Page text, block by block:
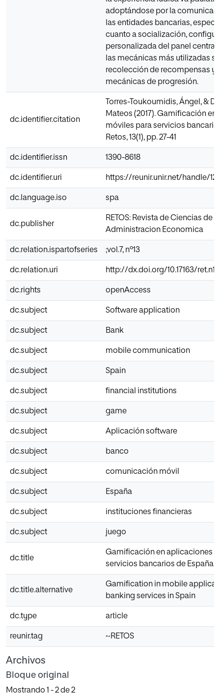
adoptándose por la
las entidades bancarias,
cuanto a socialización,
personalizada del panel central.
las mecánicas más utilizadas
recolección de recompensas y
mecánicas de progresión.
dc.identifier.citation
Torres-Toukoumidis, Ángel, &
Mateos (2017). Gamificación
móviles para servicios
Retos, 13(1), pp. 27-41
dc.identifier.issn 1390-8618
dc.identifier.uri https://reunir.unir.net/handle/
dc.language.iso spa
dc.publisher
RETOS: Revista de Ciencias de la
Administracion Economica
dc.relation.ispartofseries ;vol.7, nº13
dc.relation.uri http://dx.doi.org/10.17163/
dc.rights openAccess
dc.subject Software application
dc.subject Bank
dc.subject mobile communication
dc.subject Spain
dc.subject financial institutions
dc.subject game
dc.subject Aplicación software
dc.subject banco
dc.subject comunicación móvil
dc.subject España
dc.subject instituciones financieras
dc.subject juego
dc.title
Gamificación en aplicaciones
servicios bancarios de España
dc.title.alternative
Gamification in mobile
banking services in Spain
dc.type article
reunir.tag ~RETOS
Archivos
Bloque original
Mostrando 1 - 2 de 2